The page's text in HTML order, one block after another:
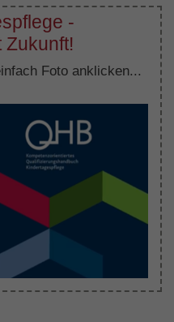
-
Zukunft!
Foto anklicken...